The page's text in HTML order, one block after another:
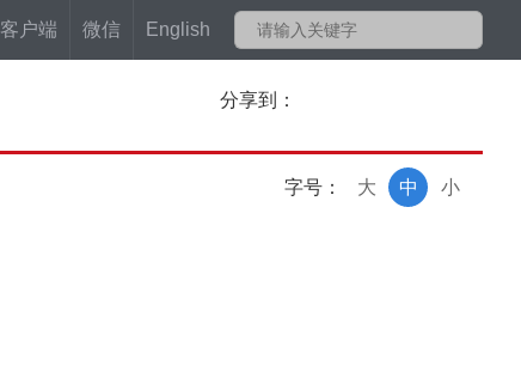
客户端 微信 English
分享到：
字号： 小
中
大